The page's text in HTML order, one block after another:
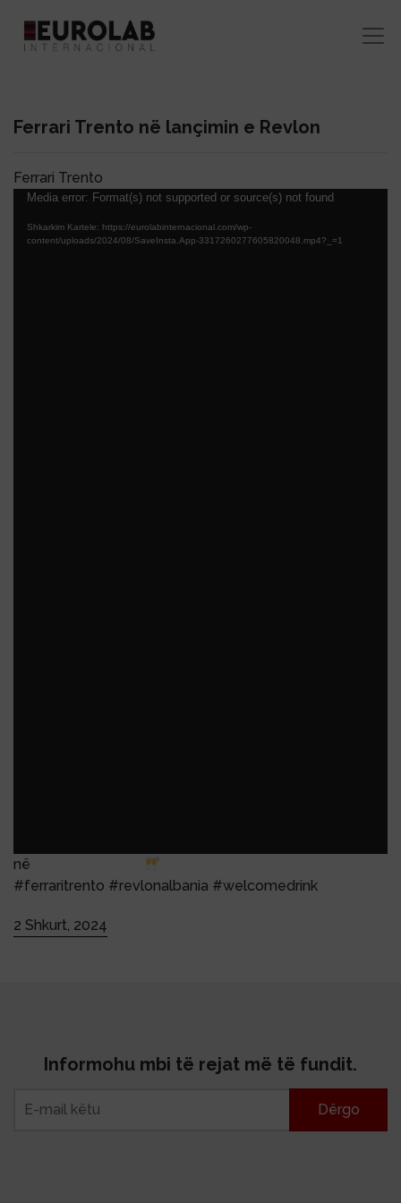
Ferrari Trento në lançimin e Revlon
Ferrari Trento
Lojtës
Videosh
Media error: Format(s) not supported or source(s) not found
Shkarkim Kartele: https://eurolabinternacional.com/wp-
content/uploads/2024/08/SaveInsta.App-3317260277605820048.mp4?_=1
në
#ferraritrento #revlonalbania #welcomedrink
2 Shkurt, 2024
Informohu mbi të rejat më të fundit.